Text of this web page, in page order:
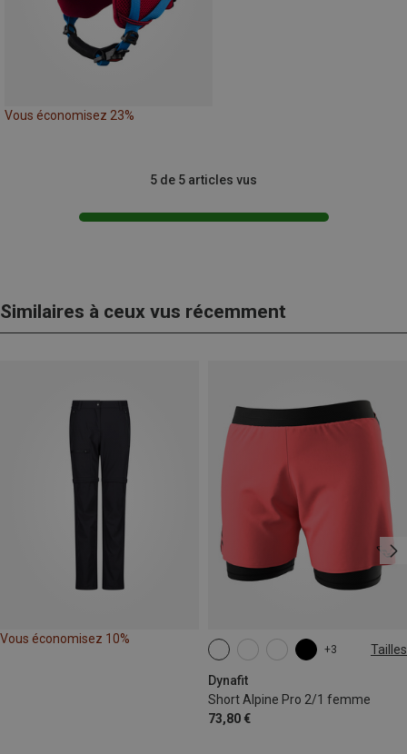
Vous économisez 23%
5 de 5 articles vus
Similaires à ceux vus récemment
Vous économisez 10%
+3 Tailles
Dynafit
Short Alpine Pro 2/1 femme
73,80 €
XS M